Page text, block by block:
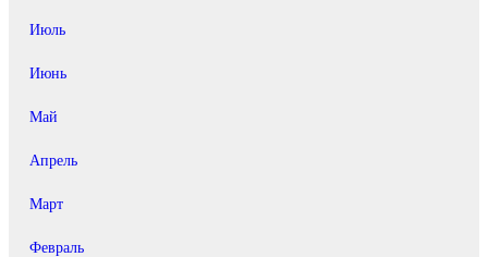
Июль
Июнь
Май
Апрель
Март
Февраль